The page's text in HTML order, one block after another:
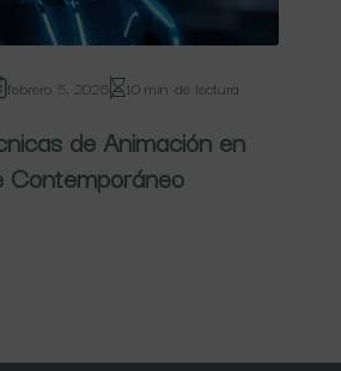
febrero 5, 2026 10 min de lectura
de Animación en
Contemporáneo